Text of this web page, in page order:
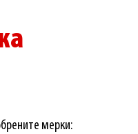
мерки: